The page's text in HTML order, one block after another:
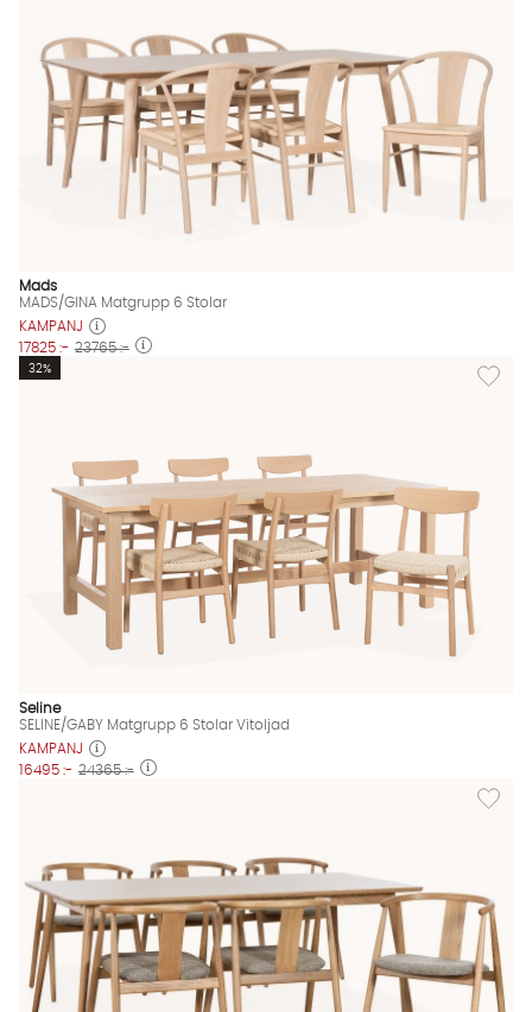
Mads
MADS/GINA Matgrupp 6 Stolar
KAMPANJ
17825 :- 23765 :-
Lägg
32%
Seline
SELINE/GABY Matgrupp 6 Stolar Vitoljad
KAMPANJ
16495 :- 24365 :-
Lägg